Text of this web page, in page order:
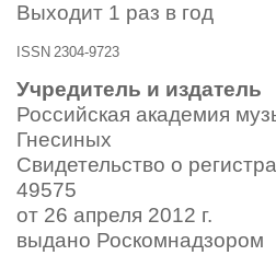
Выходит 1 раз в год
ISSN 2304-9723
Учредитель и издатель
Российская академия
Гнесиных
Свидетельство о
49575
от 26 апреля 2012 г.
выдано Роскомнадзором